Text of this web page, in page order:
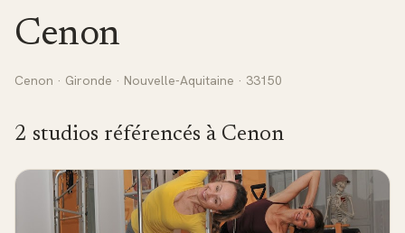
Cenon
Cenon · Gironde · Nouvelle-Aquitaine · 33150
2 studios référencés à Cenon